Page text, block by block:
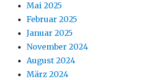
Mai 2025
Februar 2025
Januar 2025
November 2024
August 2024
März 2024